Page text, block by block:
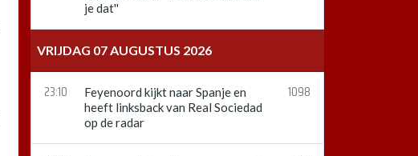
je dat''
VRIJDAG 07 AUGUSTUS 2026
23:10
Feyenoord kijkt naar Spanje en
heeft linksback van Real Sociedad
op de radar
1098